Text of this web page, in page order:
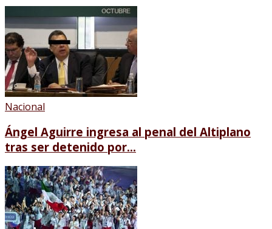
Nacional
Ángel Aguirre ingresa al penal del Altiplano
tras ser detenido por...